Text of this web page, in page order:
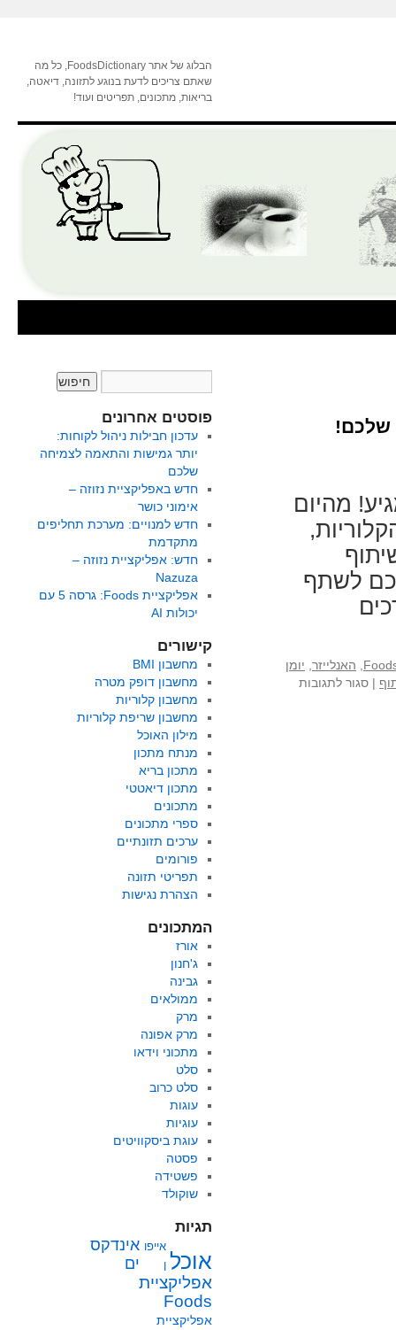
הבלוג של אתר FoodsDictionary, כל מה
שאתם צריכים לדעת בנוגע לתזונה, דיאטה,
בריאות, מתכונים, תפריטים ועוד!
שלכם!
מהיום
לשתף
האנלייזר יומן
| סגור לתגובותעל
פוסטים אחרונים
עדכון חבילות ניהול לקוחות:
יותר גמישות והתאמה לצמיחה
שלכם
חדש באפליקציית נזוזה –
אימוני כושר
חדש למנויים: מערכת תחליפים
מתקדמת
חדש: אפליקציית נזוזה –
Nazuza
אפליקציית Foods: גרסה 5 עם
יכולות AI
קישורים
מחשבון BMI
מחשבון דופק מטרה
מחשבון קלוריות
מחשבון שריפת קלוריות
מילון האוכל
מנתח מתכון
מתכון בריא
מתכון דיאטטי
מתכונים
ספרי מתכונים
ערכים תזונתיים
פורומים
תפריטי תזונה
הצהרת נגישות
המתכונים
אורז
ג'חנון
גבינה
ממולאים
מרק
מרק אפונה
מתכוני וידאו
סלט
סלט כרוב
עוגות
עוגיות
עוגת ביסקוויטים
פסטה
פשטידה
שוקולד
תגיות
אוכל
אייפו
ן
אינדקס
ים
אפליקציית
Foods
אפליקציית